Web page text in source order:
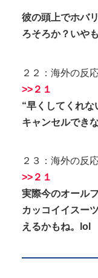
彼の頭上でホバ
ろそろか？いや
２２：海外の反
>>２１
“早くしてくれな
キャンセルでき
２３：海外の反
>>２１
実際今のオール
カッコイイスー
えるかもね。lol